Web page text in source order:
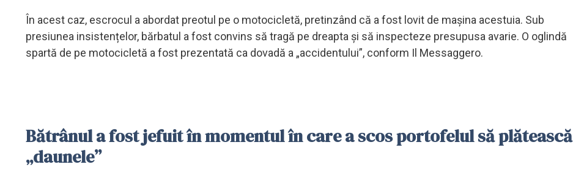
În acest caz, escrocul a abordat preotul pe o motocicletă, pretinzând că a fost lovit de mașina acestuia. Sub
presiunea insistențelor, bărbatul a fost convins să tragă pe dreapta și să inspecteze presupusa avarie. O oglindă
spartă de pe motocicletă a fost prezentată ca dovadă a „accidentului”, conform Il Messaggero.
Bătrânul a fost jefuit în momentul în care a scos portofelul să plătească
„daunele”